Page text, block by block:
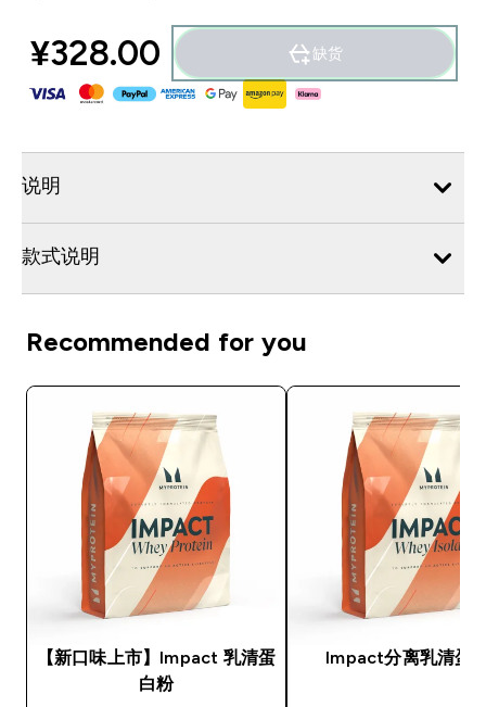
¥328.00‎ 缺货
说明
款式说明
Recommended for you
【新口味上市】Impact 乳清蛋
白粉
Impact分离乳清蛋